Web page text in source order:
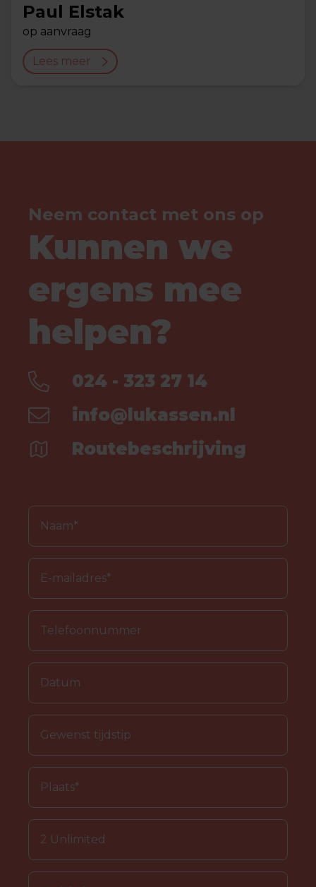
Paul Elstak
op aanvraag
Lees meer
Neem contact met ons op
Kunnen we
ergens mee
helpen?
024 - 323 27 14
info@lukassen.nl
Routebeschrijving